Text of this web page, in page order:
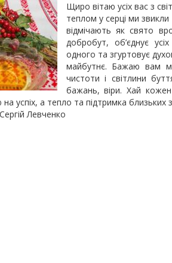
Щиро вітаю усіх вас з
теплом у серці ми звикли
відмічають як свято
добробут, об’єднує
одного та згуртовує
майбутнє. Бажаю вам
чистоти і світлини
бажань, віри. Хай
успіх, а тепло та підтримка близьких
Левченко